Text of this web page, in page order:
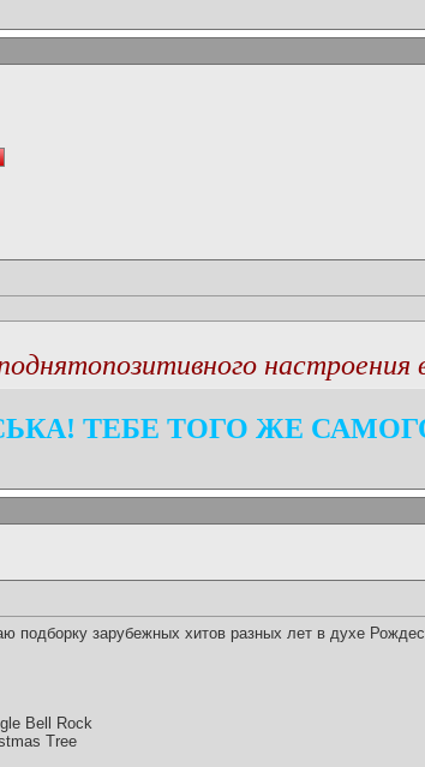
настроения
ТЕБЕ ТОГО ЖЕ
подборку зарубежных хитов разных лет в духе
Bell Rock
Tree